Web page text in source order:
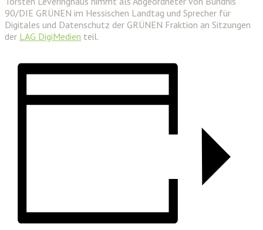
90/DIE GRÜNEN im Hessischen Landtag und Sprecher für
Digitales und Datenschutz der GRÜNEN Fraktion an Sitzungen
der LAG DigiMedien teil.